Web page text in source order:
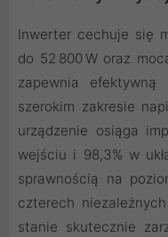
Inwerter cechuje się
do 52 800 W oraz
zapewnia
szerokim zakresie
urządzenie osiąga
wejściu i 98,3% w
sprawnością na
czterech
stanie skutecznie